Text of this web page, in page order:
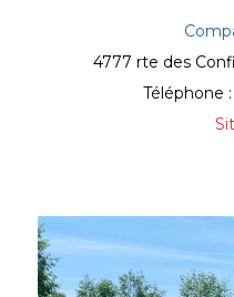
4777 rte des
Téléphone